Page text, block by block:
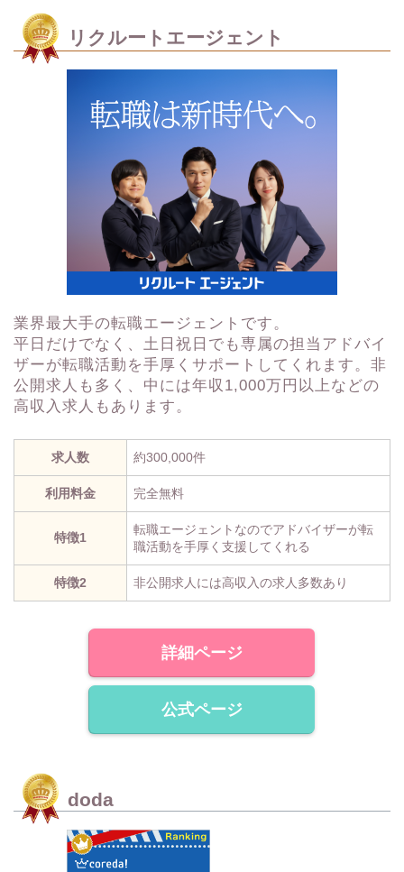
リクルートエージェント
業界最大手の転職エージェントです。
平日だけでなく、土日祝日でも専属の担当アドバイ
ザーが転職活動を手厚くサポートしてくれます。非
公開求人も多く、中には年収1,000万円以上などの
高収入求人もあります。
求人数 約300,000件
利用料金 完全無料
特徴1
転職エージェントなのでアドバイザーが転
職活動を手厚く支援してくれる
特徴2 非公開求人には高収入の求人多数あり
詳細ページ
公式ページ
doda